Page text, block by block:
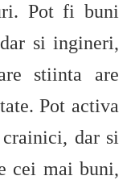
Pot fi buni
si ingineri,
stiinta are
Pot activa
dar si
cei mai buni,